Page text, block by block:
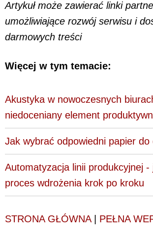
Artykuł może zawierać linki
umożliwiające rozwój serwisu i
darmowych treści
Więcej w tym temacie:
Akustyka w nowoczesnych
niedoceniany element
Jak wybrać odpowiedni papier do
Automatyzacja linii produkcyjnej -
proces wdrożenia krok po kroku
STRONA GŁÓWNA| PEŁNA